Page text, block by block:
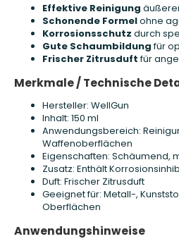
Effektive Reinigung
Schonende Formelohne
Korrosionsschutz durch
Gute Schaumbildungfür
Frischer Zitrusduftfür
Merkmale / Technische
Hersteller: WellGun
Inhalt: 150 ml
Anwendungsbereich:
Waffenoberflächen
Eigenschaften: Schäumend,
Zusatz: Enthält
Duft: Frischer Zitrusduft
Geeignet für: Metall-,
Oberflächen
Anwendungshinweise